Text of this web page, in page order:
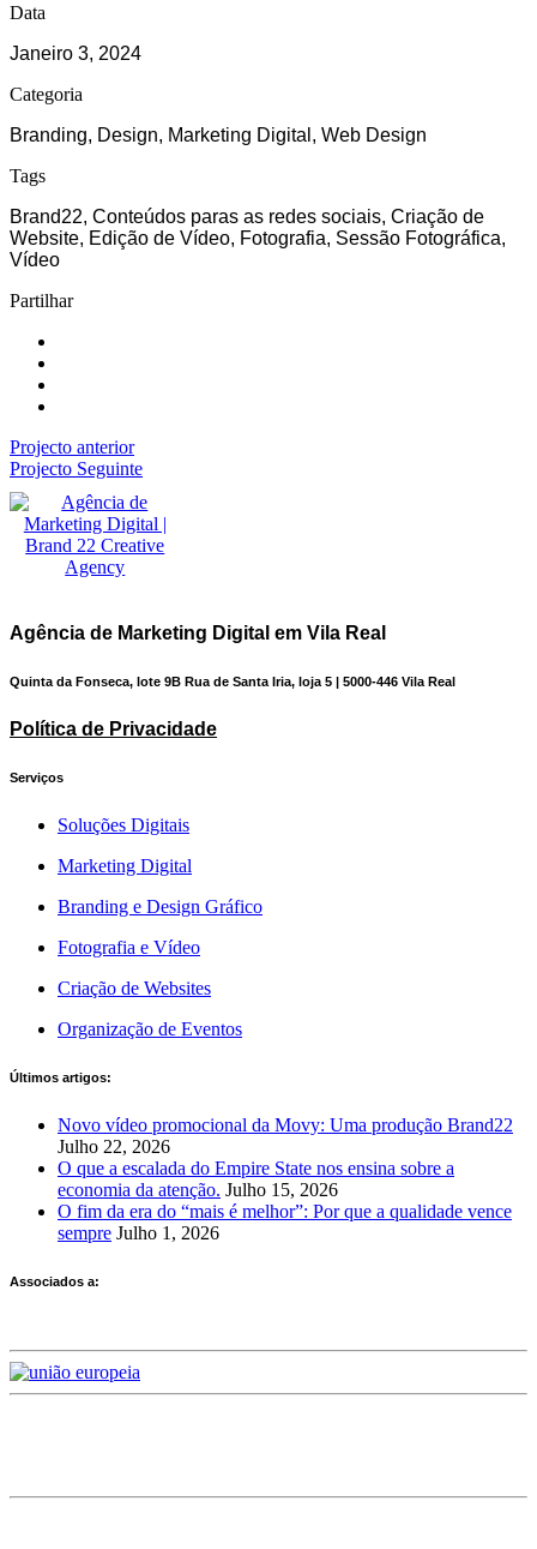
Data
Janeiro 3, 2024
Categoria
Branding, Design, Marketing Digital, Web Design
Tags
Brand22, Conteúdos paras as redes sociais, Criação de
Website, Edição de Vídeo, Fotografia, Sessão Fotográfica,
Vídeo
Partilhar
Projecto anterior
Projecto Seguinte
Agência de Marketing Digital em Vila Real
Quinta da Fonseca, lote 9B Rua de Santa Iria, loja 5 | 5000-446 Vila Real
Política de Privacidade
Serviços
Soluções Digitais
Marketing Digital
Branding e Design Gráfico
Fotografia e Vídeo
Criação de Websites
Organização de Eventos
Últimos artigos:
Novo vídeo promocional da Movy: Uma produção Brand22
Julho 22, 2026
O que a escalada do Empire State nos ensina sobre a
economia da atenção. Julho 15, 2026
O fim da era do “mais é melhor”: Por que a qualidade vence
sempre Julho 1, 2026
Associados a: